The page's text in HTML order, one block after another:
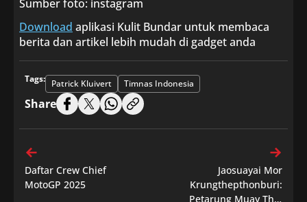
Sumber foto: instagram
Download aplikasi Kulit Bundar untuk membaca
berita dan artikel lebih mudah di gadget anda
Tags: Patrick Kluivert Timnas Indonesia
Share
Daftar Crew Chief
MotoGP 2025
Jaosuayai Mor
Krungthepthonburi:
Petarung Muay Thai